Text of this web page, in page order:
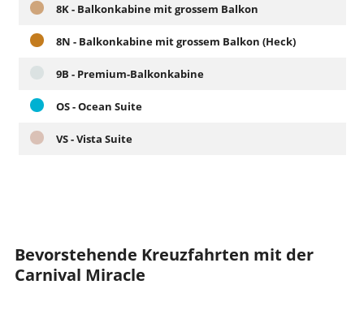
8K - Balkonkabine mit grossem Balkon
8N - Balkonkabine mit grossem Balkon (Heck)
9B - Premium-Balkonkabine
OS - Ocean Suite
VS - Vista Suite
Bevorstehende Kreuzfahrten mit der
Carnival Miracle